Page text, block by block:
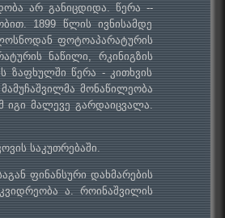
არ განიცდიდა. წერა --
1899 წლის ივნისამდე
ფოტოაპარატურის
ნაწილი, რკინიგზის
ზაფხულში წერა - კითხვის
მონაწილეობა
იგი მალევე გარდაიცვალა.
საკუთრებაში.
ფინანსური დახმარების
ა. როინაშვილის